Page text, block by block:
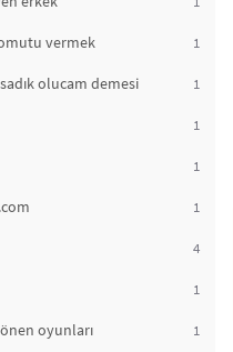
vermek 1
olucam demesi 1
1
1
1
4
1
oyunları
1